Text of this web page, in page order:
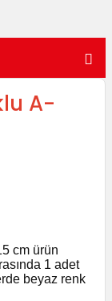
A-
cm ürün
1 adet
beyaz renk